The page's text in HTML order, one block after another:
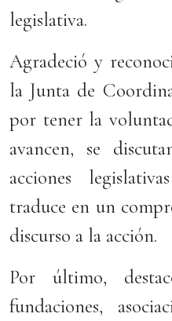
legislativa.
Agradeció y
la Junta de
por tener la
avancen, se
acciones
traduce en un
discurso a la acción.
Por último,
fundaciones,